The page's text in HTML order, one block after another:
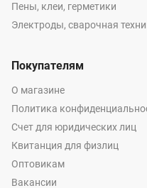
Пены, клеи, герметики
Электроды, сварочная
Покупателям
О магазине
Политика
Счет для юридических лиц
Квитанция для физлиц
Оптовикам
Вакансии